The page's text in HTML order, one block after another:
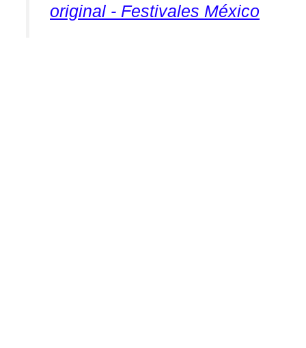
original - Festivales México